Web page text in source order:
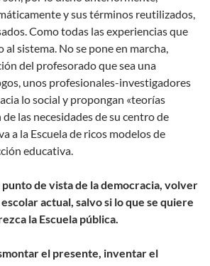
y sus términos reutilizados,
Como todas las experiencias que
al sistema. No se pone en marcha,
del profesorado que sea una
unos profesionales-investigadores
lo social y propongan «teorías
las necesidades de su centro de
a la Escuela de ricos modelos de
educativa.
punto de vista de la democracia, volver
actual, salvo si lo que se quiere
la Escuela pública.
presente, inventar el